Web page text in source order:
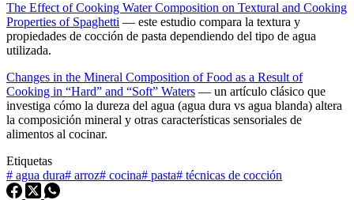
The Effect of Cooking Water Composition on Textural and Cooking
Properties of Spaghetti — este estudio compara la textura y
propiedades de cocción de pasta dependiendo del tipo de agua
utilizada.
Changes in the Mineral Composition of Food as a Result of
Cooking in “Hard” and “Soft” Waters — un artículo clásico que
investiga cómo la dureza del agua (agua dura vs agua blanda) altera
la composición mineral y otras características sensoriales de
alimentos al cocinar.
Etiquetas
# agua dura# arroz# cocina# pasta# técnicas de cocción